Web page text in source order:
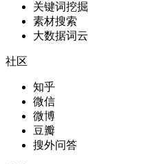
关键词挖掘
素材搜索
大数据词云
社区
知乎
微信
微博
豆瓣
搜外问答